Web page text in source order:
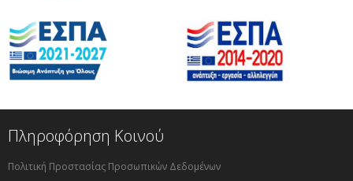
Πληροφόρηση Κοινού
Πολιτική Προστασίας Προσωπικών Δεδομένων